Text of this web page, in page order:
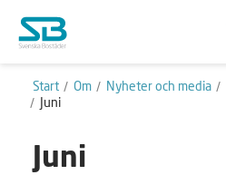
Start Om Nyheter och media
Juni
Juni